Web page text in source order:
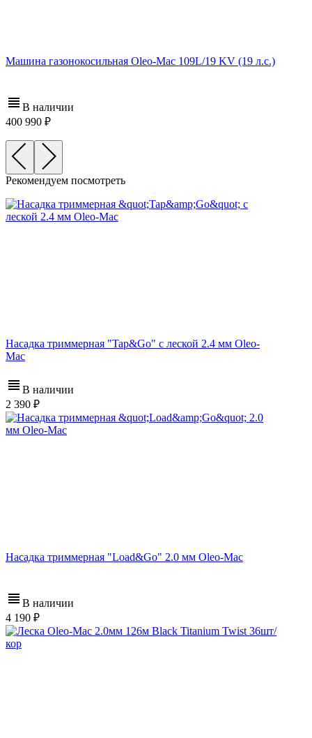
Машина газонокосильная Oleo-Mac 109L/19 KV (19 л.с.)
В наличии
400 990
Рекомендуем посмотреть
Насадка триммерная "Tap&Go" c леской 2.4 мм Oleo-
Mac
В наличии
2 390
Насадка триммерная "Load&Go" 2.0 мм Oleo-Mac
В наличии
4 190